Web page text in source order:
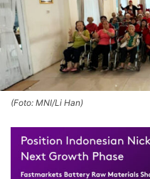
(Foto: MNI/Li Han)